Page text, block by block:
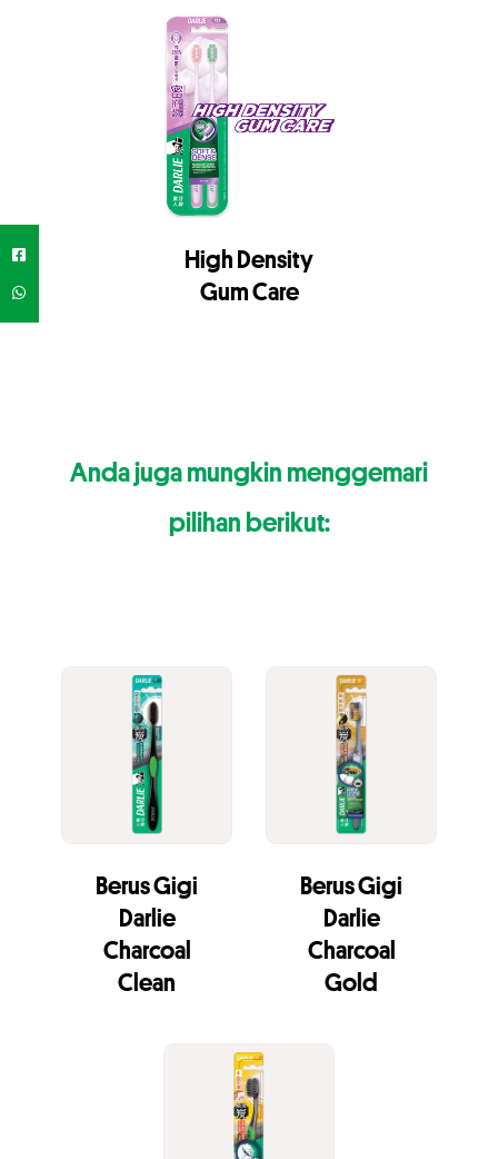
High Density
Gum Care
Anda juga mungkin menggemari
pilihan berikut:
Berus Gigi
Darlie
Charcoal
Clean
Berus Gigi
Darlie
Charcoal
Gold